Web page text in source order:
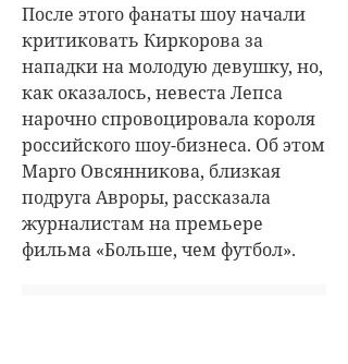
После этого фанаты шоу начали
критиковать Киркорова за
нападки на молодую девушку, но,
как оказалось, невеста Лепса
нарочно спровоцировала короля
российского шоу-бизнеса. Об этом
Марго Овсянникова, близкая
подруга Авроры, рассказала
журналистам на премьере
фильма «Больше, чем футбол».